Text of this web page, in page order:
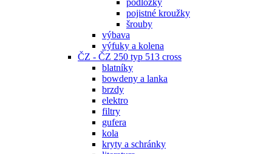
pojistné kroužky
šrouby
výbava
výfuky a kolena
ČZ - ČZ 250 typ 513 cross
blatníky
bowdeny a lanka
brzdy
elektro
filtry
gufera
kola
kryty a schránky